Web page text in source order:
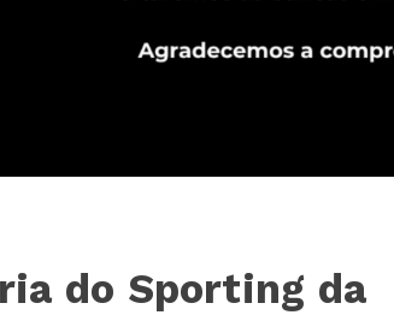
do Sporting da